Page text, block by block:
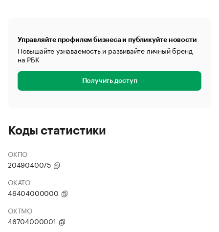
Управляйте профилем бизнеса и публикуйте новости
Повышайте узнаваемость и развивайте личный бренд
на РБК
Получить доступ
Коды статистики
ОКПО
2049040075
ОКАТО
46404000000
ОКТМО
46704000001